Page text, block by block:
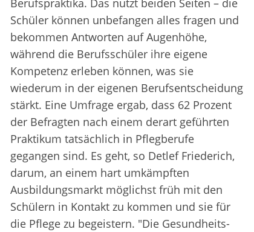
Berufspraktika. Das nutzt beiden Seiten – die
Schüler können unbefangen alles fragen und
bekommen Antworten auf Augenhöhe,
während die Berufsschüler ihre eigene
Kompetenz erleben können, was sie
wiederum in der eigenen Berufsentscheidung
stärkt. Eine Umfrage ergab, dass 62 Prozent
der Befragten nach einem derart geführten
Praktikum tatsächlich in Pflegberufe
gegangen sind. Es geht, so Detlef Friederich,
darum, an einem hart umkämpften
Ausbildungsmarkt möglichst früh mit den
Schülern in Kontakt zu kommen und sie für
die Pflege zu begeistern. "Die Gesundheits-